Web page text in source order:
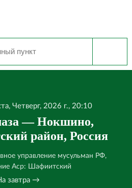
Четверг, 2026 г., 20:10
— Нокшино,
район, Россия
управление мусульман РФ,
Аср: Шафиитский
завтра →